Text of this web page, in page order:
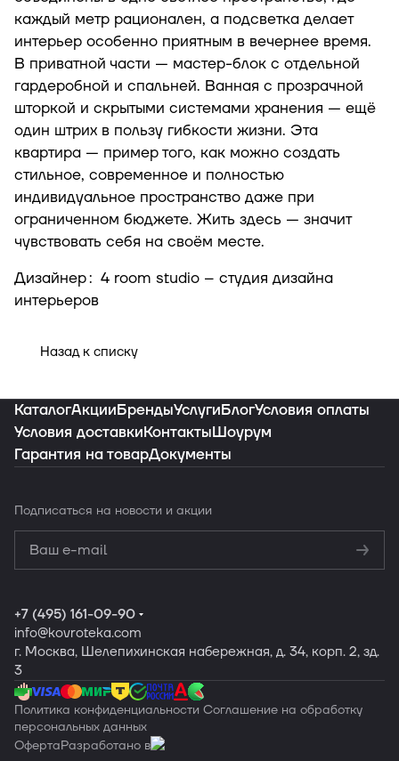
каждый метр рационален, а подсветка делает
интерьер особенно приятным в вечернее время.
В приватной части — мастер-блок с отдельной
гардеробной и спальней. Ванная с прозрачной
шторкой и скрытыми системами хранения — ещё
один штрих в пользу гибкости жизни. Эта
квартира — пример того, как можно создать
стильное, современное и полностью
индивидуальное пространство даже при
ограниченном бюджете. Жить здесь — значит
чувствовать себя на своём месте.
Дизайнер: 4 room studio – студия дизайна
интерьеров
Назад к списку
КаталогАкцииБрендыУслугиБлогУсловия оплаты
Условия доставкиКонтактыШоурум
Гарантия на товарДокументы
Подписаться на новости и акции
конфиденциальности
Обработку
персональных данных
+7 (495) 161-09-90
info@kovroteka.com
г. Москва, Шелепихинская набережная, д. 34, корп. 2, зд.
3
Политика конфиденциальности Соглашение на обработку
персональных данных
ОфертаРазработано в